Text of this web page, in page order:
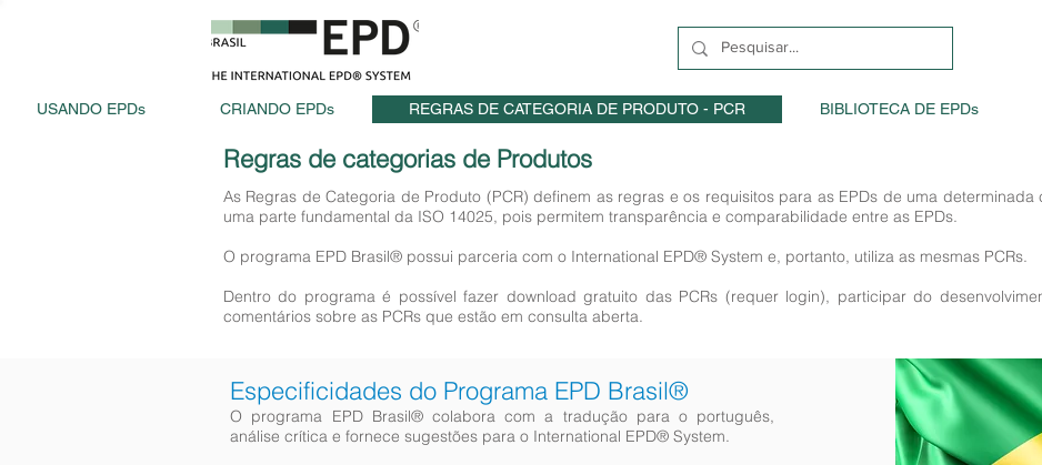
USANDO EPDs CRIANDO EPDs REGRAS DE CATEGORIA DE PRODUTO - PCR BIBLIOTECA DE EPDs
Regras de categorias de Produtos
As Regras de Categoria de Produto (PCR) definem as regras e os requisitos para as EPDs de uma
uma parte fundamental da ISO 14025, pois permitem transparência e comparabilidade entre as EPDs.
O programa EPD Brasil® possui parceria com o International EPD® System e, portanto, utiliza as mesmas PCRs.
Dentro do programa é possível fazer download gratuito das PCRs (requer login), participar do
comentários sobre as PCRs que estão em consulta aberta.
Especificidades do Programa EPD Brasil®
O programa EPD Brasil® colabora com a tradução para o português,
análise crítica e fornece sugestões para o International EPD® System.